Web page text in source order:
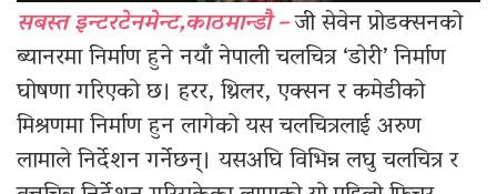
सबस्त इन्टरटेनमेन्ट,काठमान्डौ –जी सेवेन प्रोडक्सनको
ब्यानरमा निर्माण हुने नयाँ नेपाली चलचित्र ‘डोरी’ निर्माण
घोषणा गरिएको छ। हरर, थ्रिलर, एक्सन र कमेडीको
मिश्रणमा निर्माण हुन लागेको यस चलचित्रलाई अरुण
लामाले निर्देशन गर्नेछन्। यसअघि विभिन्न लघु चलचित्र र